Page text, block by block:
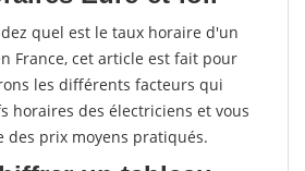
quel est le taux horaire d'un
France, cet article est fait pour
les différents facteurs qui
horaires des électriciens et vous
des prix moyens pratiqués.